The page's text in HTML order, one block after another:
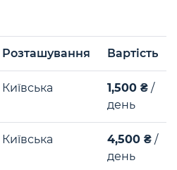
Розташування Вартість
Київська 1,500 ₴ /
день
Київська 4,500 ₴ /
день